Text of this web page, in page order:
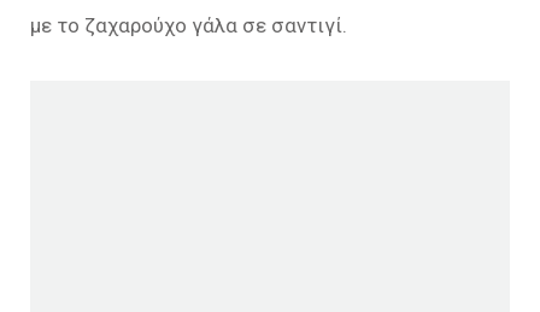
με το ζαχαρούχο γάλα σε σαντιγί.